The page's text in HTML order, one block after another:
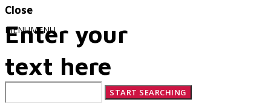
MENUMENU
Close
Enter your
text here